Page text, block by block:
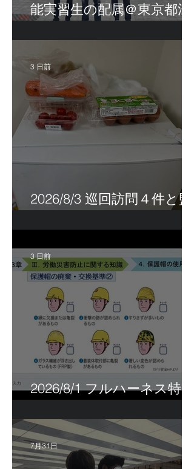
能実習生の配属＠東京都江
2026/8/3 巡回訪問４件と監
3 日前
2026/8/1 フルハーネス特別
3 日前
7月31日